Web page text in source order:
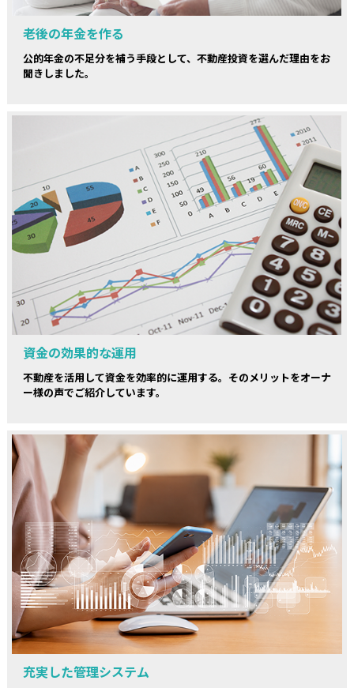
老後の年金を作る
公的年金の不足分を補う手段として、不動産投資を選んだ理由をお
聞きしました。
資金の効果的な運用
不動産を活用して資金を効率的に運用する。そのメリットをオーナ
ー様の声でご紹介しています。
充実した管理システム